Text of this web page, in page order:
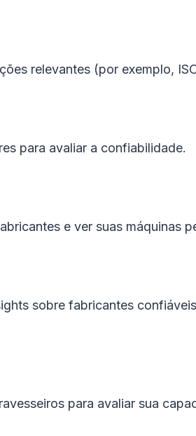
relevantes (por exemplo,
para avaliar a confiabilidade.
e ver suas máquinas
sobre fabricantes
para avaliar sua